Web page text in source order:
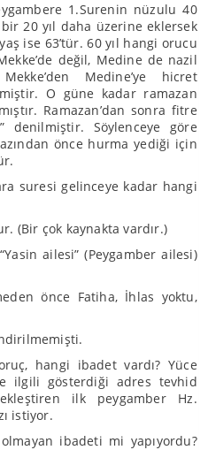
1.Surenin nüzulu 40
bir 20 yıl daha üzerine eklersek
ise 63’tür. 60 yıl hangi orucu
değil, Medine de nazil
Medine’ye hicret
O güne kadar ramazan
Ramazan’dan sonra fitre
denilmiştir. Söylenceye göre
önce hurma yediği için
suresi gelinceye kadar hangi
(Bir çok kaynakta vardır.)
ailesi” (Peygamber ailesi)
önce Fatiha, İhlas yoktu,
hangi ibadet vardı? Yüce
ilgili gösterdiği adres tevhid
ilk peygamber Hz.
istiyor.
ibadeti mi yapıyordu?